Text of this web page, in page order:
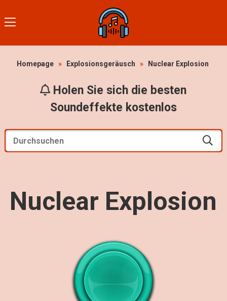
Homepage » Explosionsgeräusch » Nuclear Explosion
Holen Sie sich die besten
Soundeffekte kostenlos
Nuclear Explosion